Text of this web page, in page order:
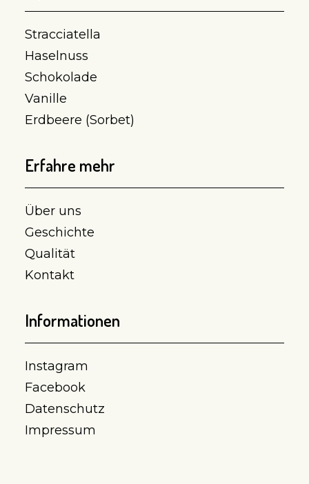
Stracciatella
Haselnuss
Schokolade
Vanille
Erdbeere (Sorbet)
Erfahre mehr
Über uns
Geschichte
Qualität
Kontakt
Informationen
Instagram
Facebook
Datenschutz
Impressum